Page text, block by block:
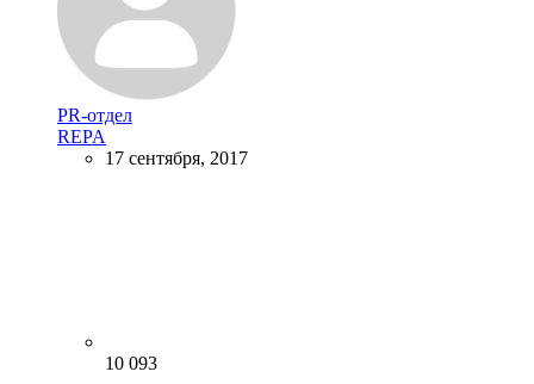
PR-отдел
REPA
17 сентября, 2017
10 093